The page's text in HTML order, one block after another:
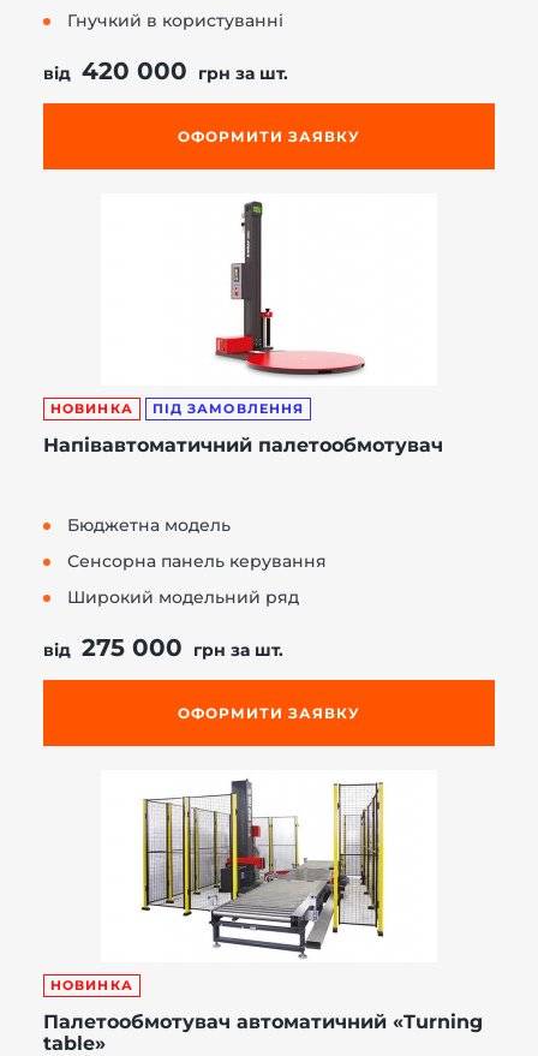
Гнучкий в користуванні
від 420 000 грн за шт.
ОФОРМИТИ ЗАЯВКУ
НОВИНКА ПІД ЗАМОВЛЕННЯ
Напівавтоматичний палетообмотувач
Бюджетна модель
Сенсорна панель керування
Широкий модельний ряд
від 275 000 грн за шт.
ОФОРМИТИ ЗАЯВКУ
НОВИНКА
Палетообмотувач автоматичний «Turning
table»